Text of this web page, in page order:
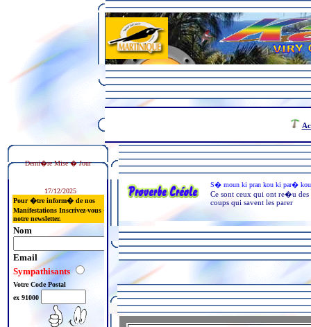
Derni�re Mise � Jour
17/12/2025